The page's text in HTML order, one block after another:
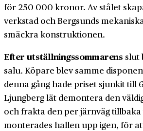
för 250 000 kronor. Av stålet
verkstad och Bergsunds
smäckra konstruktionen.
Efter utställningssommarens slut
salu. Köpare blev samme
denna gång hade priset sjunkit
Ljungberg lät demontera den
och frakta den per järnväg
monterades hallen upp igen, för